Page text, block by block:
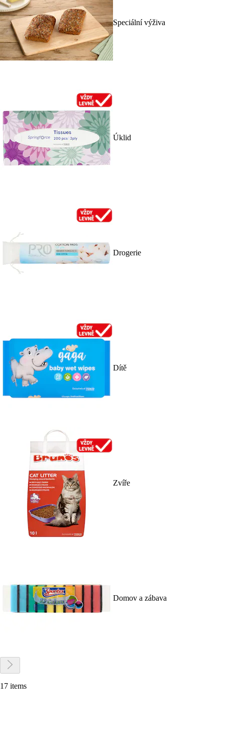
Speciální výživa
Úklid
Drogerie
Dítě
Zvíře
Domov a zábava
17 items